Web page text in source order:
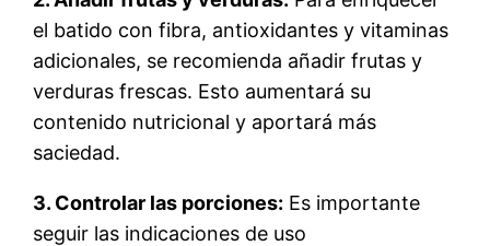
el batido con fibra, antioxidantes y vitaminas
adicionales, se recomienda añadir frutas y
verduras frescas. Esto aumentará su
contenido nutricional y aportará más
saciedad.
3. Controlar las porciones: Es importante
seguir las indicaciones de uso